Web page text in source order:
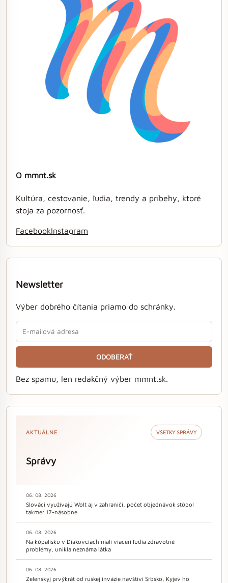
O mmnt.sk
Kultúra, cestovanie, ľudia, trendy a príbehy, ktoré
stoja za pozornosť.
FacebookInstagram
Newsletter
Výber dobrého čítania priamo do schránky.
ODOBERAŤ
Bez spamu, len redakčný výber mmnt.sk.
AKTUÁLNE VŠETKY SPRÁVY
Správy
06. 08. 2026
Slováci využívajú Wolt aj v zahraničí, počet objednávok stúpol
takmer 17-násobne
06. 08. 2026
Na kúpalisku v Diakovciach mali viacerí ľudia zdravotné
problémy, unikla neznáma látka
06. 08. 2026
Zelenskyj prvýkrát od ruskej invázie navštívi Srbsko, Kyjev ho